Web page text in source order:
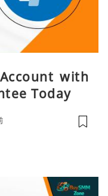
with
Today